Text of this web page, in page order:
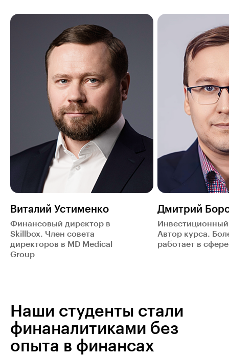
Виталий Устименко
Финансовый директор в
Skillbox. Член совета
директоров в MD Medical
Group
Дмитрий
Автор курса.
работает в
Наши студенты стали
финаналитиками без
опыта в финансах